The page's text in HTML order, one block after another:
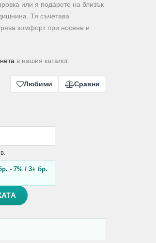
или я подарете на близък
Тя съчетава
комфорт при носене и
в нашия каталог.
Любими Сравни
- 7% / 3+ бр.